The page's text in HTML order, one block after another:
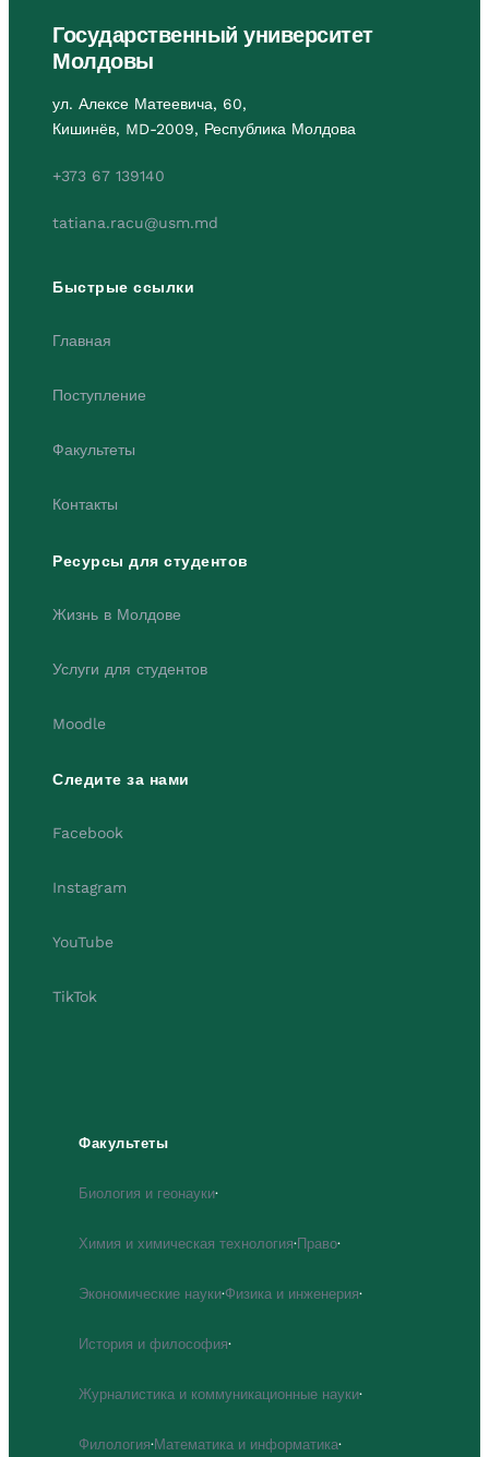
Государственный университет
Молдовы
ул. Алексе Матеевича, 60,
Кишинёв, MD-2009, Республика Молдова
+373 67 139140
tatiana.racu@usm.md
Быстрые ссылки
Главная
Поступление
Факультеты
Контакты
Ресурсы для студентов
Жизнь в Молдове
Услуги для студентов
Moodle
Следите за нами
Facebook
Instagram
YouTube
TikTok
Факультеты
Биология и геонауки·
Химия и химическая технология·Право·
Экономические науки·Физика и инженерия·
История и философия·
Журналистика и коммуникационные науки·
Филология·Математика и информатика·